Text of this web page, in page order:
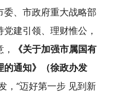
、市政府重大战略部
建引领、理财惟公，
《关于加强市属国有
的通知》（徐政办发
，“迈好第一步 见到新